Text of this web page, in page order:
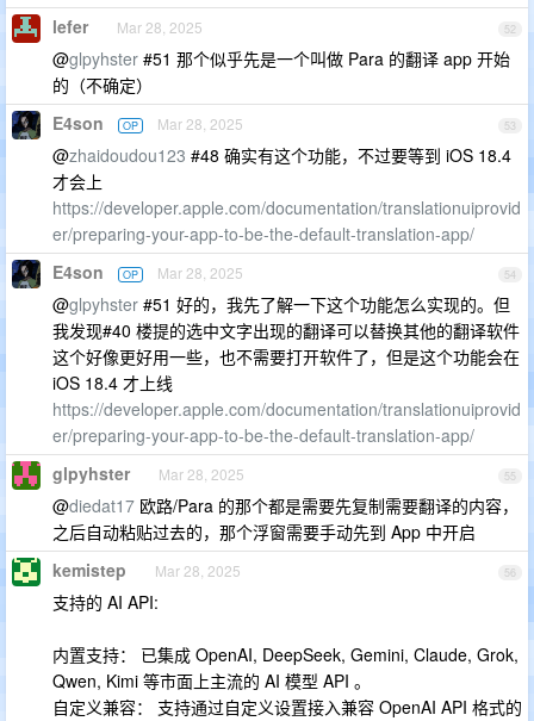
52
lefer Mar 28, 2025
@glpyhster #51 那个似乎先是一个叫做 Para 的翻译 app 开始
的（不确定）
53
E4son OP Mar 28, 2025
@zhaidoudou123 #48 确实有这个功能，不过要等到 iOS 18.4
才会上
https://developer.apple.com/documentation/translationuiprovid
er/preparing-your-app-to-be-the-default-translation-app/
54
E4son OP Mar 28, 2025
@glpyhster #51 好的，我先了解一下这个功能怎么实现的。但
我发现#40 楼提的选中文字出现的翻译可以替换其他的翻译软件
这个好像更好用一些，也不需要打开软件了，但是这个功能会在
iOS 18.4 才上线
https://developer.apple.com/documentation/translationuiprovid
er/preparing-your-app-to-be-the-default-translation-app/
55
glpyhster Mar 28, 2025
@diedat17 欧路/Para 的那个都是需要先复制需要翻译的内容，
之后自动粘贴过去的，那个浮窗需要手动先到 App 中开启
56
kemistep Mar 28, 2025
支持的 AI API:
内置支持： 已集成 OpenAI, DeepSeek, Gemini, Claude, Grok,
Qwen, Kimi 等市面上主流的 AI 模型 API 。
自定义兼容： 支持通过自定义设置接入兼容 OpenAI API 格式的